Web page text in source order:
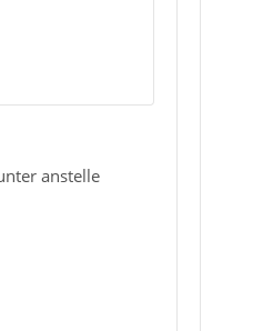
anstelle